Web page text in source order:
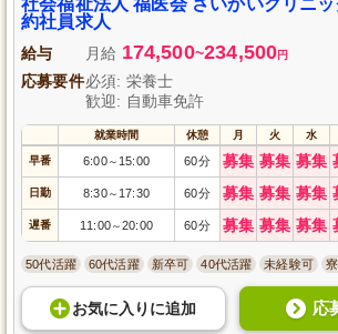
約社員求人
給与 月給 174,500~234,500円
応募要件必須: 栄養士
歓迎: 自動車免許
就業時間 休憩 月 火 水
早番 6:00～ 15:00 60分 募集 募集 募集
日勤 8:30～ 17:30 60分 募集 募集 募集
遅番 11:00～20:00 60分 募集 募集 募集
50代活躍 60代活躍 新卒可 40代活躍 未経験可
お気に入り に追加 応